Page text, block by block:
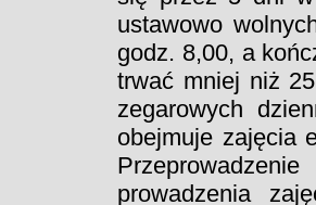
ustawowo
godz. 8,00, a
trwać mniej niż
zegarowych
obejmuje zajęcia
prowadzenia